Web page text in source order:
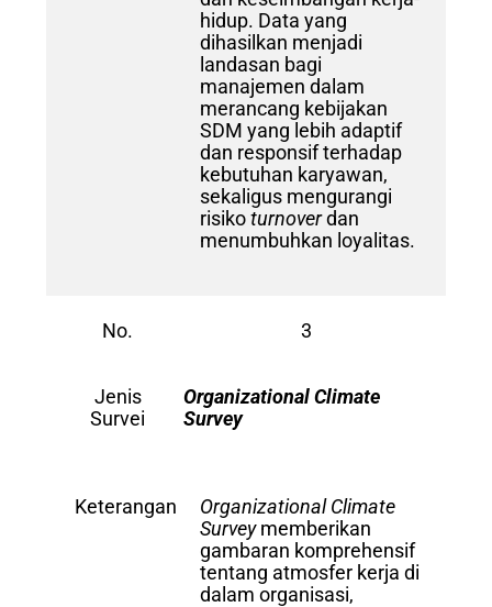
hidup. Data yang
dihasilkan menjadi
landasan bagi
manajemen dalam
merancang kebijakan
SDM yang lebih adaptif
dan responsif terhadap
kebutuhan karyawan,
sekaligus mengurangi
risikoturnoverdan
menumbuhkan loyalitas.
No. 3
Jenis
Survei
Organizational Climate
Survey
Keterangan
Organizational Climate
Surveymemberikan
gambaran komprehensif
tentang atmosfer kerja di
dalam organisasi,